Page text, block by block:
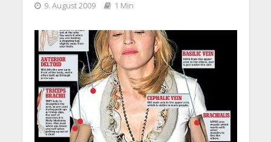
9. August 2009 1 Min